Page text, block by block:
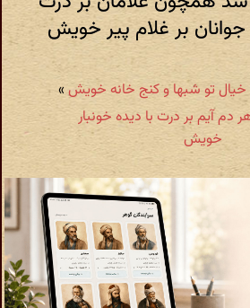
بر غلام پیر خویش
»
۴۹۹: هر دم آیم بر درت با دیده خونبار
خویش